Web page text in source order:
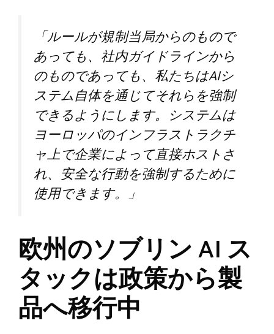
「ルールが規制当局からのもので
あっても、社内ガイドラインから
のものであっても、私たちはAIシ
ステム自体を通じてそれらを強制
できるようにします。システムは
ヨーロッパのインフラストラクチ
ャ上で企業によって直接ホストさ
れ、安全な行動を強制するために
使用できます。」
欧州のソブリン AI ス
タックは政策から製
品へ移行中